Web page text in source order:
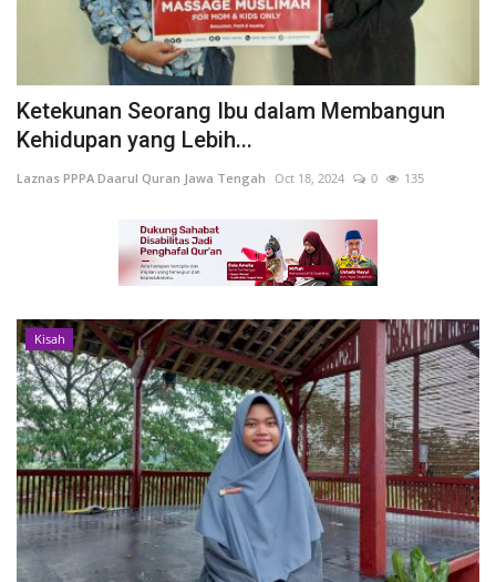
Ketekunan Seorang Ibu dalam Membangun
Kehidupan yang Lebih...
Laznas PPPA Daarul Quran Jawa Tengah Oct 18, 2024 0 135
Kisah